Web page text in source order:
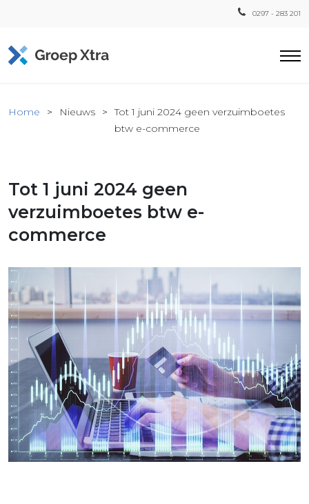
0297 - 283 201
Loon
Xtra
Home Nieuws
Tot 1 juni 2024 geen verzuimboetes
btw e-commerce
Tot 1 juni 2024 geen
verzuimboetes btw e-
commerce